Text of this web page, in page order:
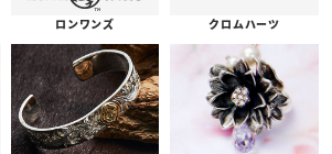
ロンワンズ クロムハーツ